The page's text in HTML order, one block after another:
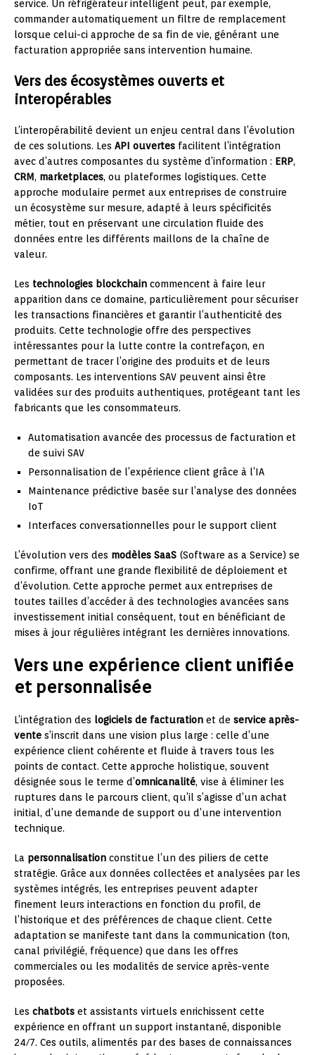
service. Un réfrigérateur intelligent peut, par exemple,
commander automatiquement un filtre de remplacement
lorsque celui-ci approche de sa fin de vie, générant une
facturation appropriée sans intervention humaine.
Vers des écosystèmes ouverts et
interopérables
L’interopérabilité devient un enjeu central dans l’évolution
de ces solutions. Les API ouvertes facilitent l’intégration
avec d’autres composantes du système d’information : ERP,
CRM, marketplaces, ou plateformes logistiques. Cette
approche modulaire permet aux entreprises de construire
un écosystème sur mesure, adapté à leurs spécificités
métier, tout en préservant une circulation fluide des
données entre les différents maillons de la chaîne de
valeur.
Les technologies blockchain commencent à faire leur
apparition dans ce domaine, particulièrement pour sécuriser
les transactions financières et garantir l’authenticité des
produits. Cette technologie offre des perspectives
intéressantes pour la lutte contre la contrefaçon, en
permettant de tracer l’origine des produits et de leurs
composants. Les interventions SAV peuvent ainsi être
validées sur des produits authentiques, protégeant tant les
fabricants que les consommateurs.
Automatisation avancée des processus de facturation et
de suivi SAV
Personnalisation de l’expérience client grâce à l’IA
Maintenance prédictive basée sur l’analyse des données
IoT
Interfaces conversationnelles pour le support client
L’évolution vers des modèles SaaS (Software as a Service) se
confirme, offrant une grande flexibilité de déploiement et
d’évolution. Cette approche permet aux entreprises de
toutes tailles d’accéder à des technologies avancées sans
investissement initial conséquent, tout en bénéficiant de
mises à jour régulières intégrant les dernières innovations.
Vers une expérience client unifiée
et personnalisée
L’intégration des logiciels de facturation et de service après-
vente s’inscrit dans une vision plus large : celle d’une
expérience client cohérente et fluide à travers tous les
points de contact. Cette approche holistique, souvent
désignée sous le terme d’omnicanalité, vise à éliminer les
ruptures dans le parcours client, qu’il s’agisse d’un achat
initial, d’une demande de support ou d’une intervention
technique.
La personnalisation constitue l’un des piliers de cette
stratégie. Grâce aux données collectées et analysées par les
systèmes intégrés, les entreprises peuvent adapter
finement leurs interactions en fonction du profil, de
l’historique et des préférences de chaque client. Cette
adaptation se manifeste tant dans la communication (ton,
canal privilégié, fréquence) que dans les offres
commerciales ou les modalités de service après-vente
proposées.
Les chatbots et assistants virtuels enrichissent cette
expérience en offrant un support instantané, disponible
24/7. Ces outils, alimentés par des bases de connaissances